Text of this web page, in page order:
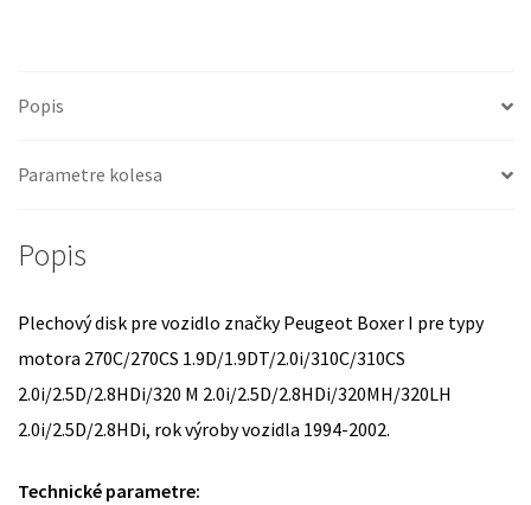
Popis
Parametre kolesa
Popis
Plechový disk pre vozidlo značky Peugeot Boxer I pre typy
motora 270C/270CS 1.9D/1.9DT/2.0i/310C/310CS
2.0i/2.5D/2.8HDi/320 M 2.0i/2.5D/2.8HDi/320MH/320LH
2.0i/2.5D/2.8HDi, rok výroby vozidla 1994-2002.
Technické parametre: